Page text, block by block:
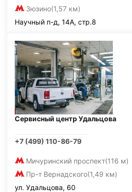
Зюзино(1,57 км)
Научный п-д, 14А, стр.8
Сервисный центр Удальцова
+7 (499) 110-86-79
Мичуринский проспект(116 м)
Пр-т Вернадского(1,49 км)
ул. Удальцова, 60